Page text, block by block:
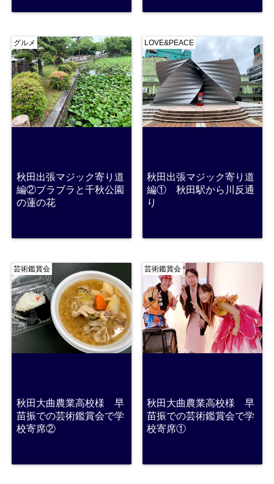
グルメ
秋田出張マジック寄り道
編②ブラブラと千秋公園
の蓮の花
LOVE&PEACE
秋田出張マジック寄り道
編① 秋田駅から川反通
り
芸術鑑賞会
秋田大曲農業高校様 早
苗振での芸術鑑賞会で学
校寄席②
芸術鑑賞会
秋田大曲農業高校様 早
苗振での芸術鑑賞会で学
校寄席①